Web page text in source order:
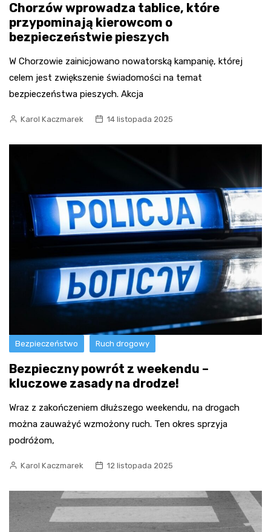
Chorzów wprowadza tablice, które
przypominają kierowcom o
bezpieczeństwie pieszych
W Chorzowie zainicjowano nowatorską kampanię, której
celem jest zwiększenie świadomości na temat
bezpieczeństwa pieszych. Akcja
Karol Kaczmarek 14 listopada 2025
Bezpieczeństwo Ruch drogowy
Bezpieczny powrót z weekendu –
kluczowe zasady na drodze!
Wraz z zakończeniem dłuższego weekendu, na drogach
można zauważyć wzmożony ruch. Ten okres sprzyja
podróżom,
Karol Kaczmarek 12 listopada 2025